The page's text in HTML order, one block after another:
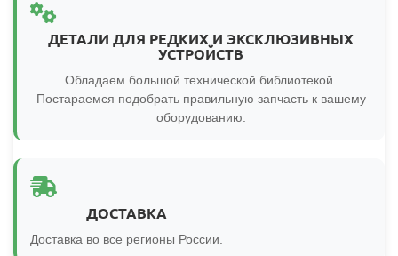
ДЕТАЛИ ДЛЯ РЕДКИХ И ЭКСКЛЮЗИВНЫХ
УСТРОЙСТВ
Обладаем большой технической библиотекой.
Постараемся подобрать правильную запчасть к вашему
оборудованию.
ДОСТАВКА
Доставка во все регионы России.